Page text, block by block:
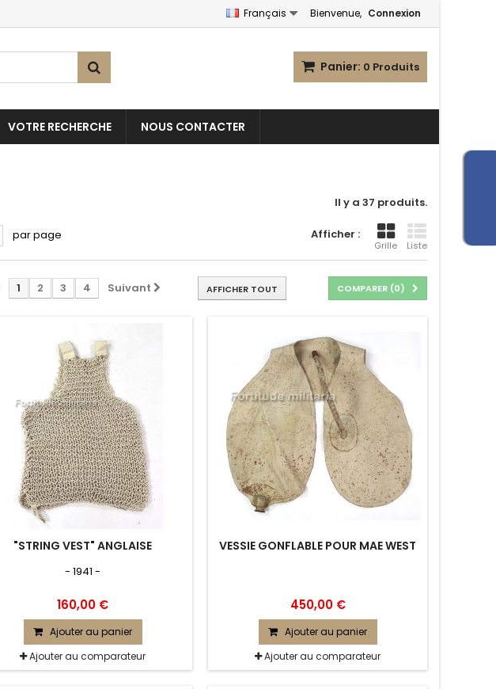
Bienvenue, Connexion
Français
Panier: 0 Produits
VOTRE RECHERCHE NOUS CONTACTER
Il y a 37 produits.
Afficher :
Grille Liste
par page
COMPARER (0)
AFFICHER TOUT
1 2 3 4 Suivant
"STRING VEST" ANGLAISE
- 1941 -
160,00 €
Ajouter au panier
Ajouter au comparateur
VESSIE GONFLABLE POUR MAE WEST
450,00 €
Ajouter au panier
Ajouter au comparateur